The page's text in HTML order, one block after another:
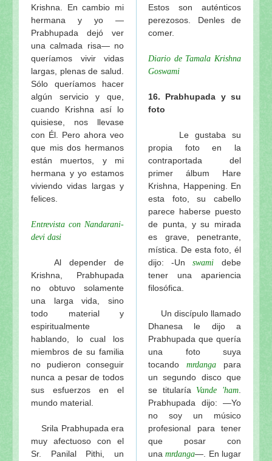
Krishna. En cambio mi
hermana y yo —
Prabhupada dejó ver
una calmada risa— no
queríamos vivir vidas
largas, plenas de salud.
Sólo queríamos hacer
algún servicio y que,
cuando Krishna así lo
quisiese, nos llevase
con Él. Pero ahora veo
que mis dos hermanos
están muertos, y mi
hermana y yo estamos
viviendo vidas largas y
felices.
Entrevista con Nandarani-
devi dasi
Al depender de
Krishna, Prabhupada
no obtuvo solamente
una larga vida, sino
todo material y
espiritualmente
hablando, lo cual los
miembros de su familia
no pudieron conseguir
nunca a pesar de todos
sus esfuerzos en el
mundo material.
Srila Prabhupada era
muy afectuoso con el
Sr. Panilal Pithi, un
Estos son auténticos
perezosos. Denles de
comer.
Diario de Tamala Krishna
Goswami
16. Prabhupada y su
foto
Le gustaba su
propia foto en la
contraportada del
primer álbum Hare
Krishna, Happening. En
esta foto, su cabello
parece haberse puesto
de punta, y su mirada
es grave, penetrante,
mística. De esta foto, él
dijo: -Un swami debe
tener una apariencia
filosófica.
Un discípulo llamado
Dhanesa le dijo a
Prabhupada que quería
una foto suya
tocando mrdanga para
un segundo disco que
se titularía Vande 'ham
Prabhupada dijo: —Yo
no soy un músico
profesional para tener
que posar con
una mrdanga—. En lugar